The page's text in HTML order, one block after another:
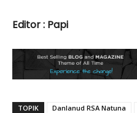
Editor : Papi
TOPIK Danlanud RSA Natuna